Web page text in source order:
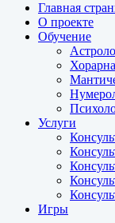
Главная
О проекте
Обучение
Услуги
Игры